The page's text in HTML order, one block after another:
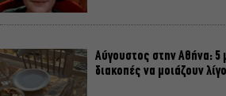
Αύγουστος στην Αθήνα: 5
διακοπές να μοιάζουν